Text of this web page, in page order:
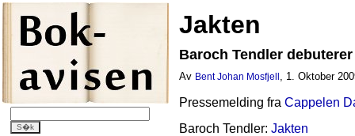
Jakten
Baroch Tendler debuterer
Av Bent Johan Mosfjell , 1. Oktober
Pressemelding fra Cappelen
Baroch Tendler: Jakten